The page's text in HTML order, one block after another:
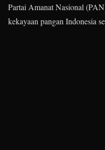
Partai Amanat Nasional
kekayaan pangan Indonesia